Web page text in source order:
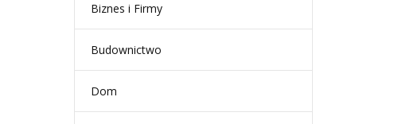
Biznes i Firmy
Budownictwo
Dom